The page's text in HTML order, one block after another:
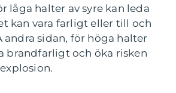
låga halter av syre kan leda
kan vara farligt eller till och
sidan, för höga halter
brandfarligt och öka risken